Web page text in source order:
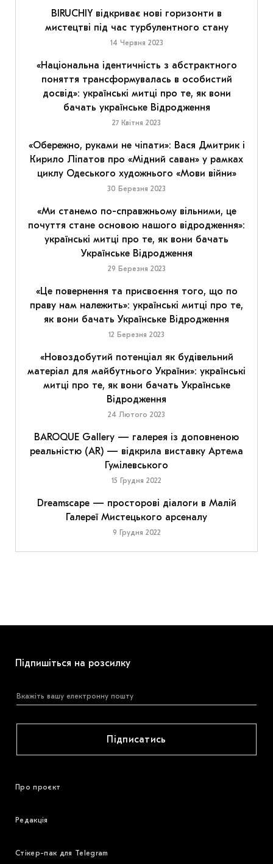
BIRUCHIY відкриває нові горизонти в
мистецтві під час турбулентного стану
14 Червня 2023
«Національна ідентичність з абстрактного
поняття трансформувалась в особистий
досвід»: українські митці про те, як вони
бачать українське Відродження
27 Квітня 2023
«Обережно, руками не чіпати»: Вася Дмитрик і
Кирило Ліпатов про «Мідний саван» у рамках
циклу Одеського художнього «Мови війни»
30 Березня 2023
«Ми станемо по-справжньому вільними, це
почуття стане основою нашого відродження»:
українські митці про те, як вони бачать
Українське Відродження
29 Березня 2023
«Це повернення та присвоєння того, що по
праву нам належить»: українські митці про те,
як вони бачать Українське Відродження
12 Березня 2023
«Новоздобутий потенціал як будівельний
матеріал для майбутнього України»: українські
митці про те, як вони бачать Українське
Відродження
24 Лютого 2023
BAROQUE Gallery — галерея із доповненою
реальністю (AR) — відкрила виставку Артема
Гумілевського
15 Грудня 2022
Dreamscape — просторові діалоги в Малій
Галереї Мистецького арсеналу
9 Грудня 2022
Підпишіться на розсилку
Підписатись
Про проєкт
Редакція
Стікер-пак для Telegram